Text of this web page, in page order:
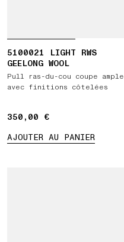
5100021 LIGHT RWS
GEELONG WOOL
Pull ras-du-cou coupe ample
avec finitions côtelées
350,00 €
350,00 €
AJOUTER AU PANIER